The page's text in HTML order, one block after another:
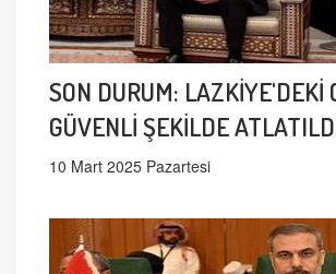
SON DURUM: LAZKİYE'DEKİ
GÜVENLİ ŞEKİLDE
10 Mart 2025 Pazartesi